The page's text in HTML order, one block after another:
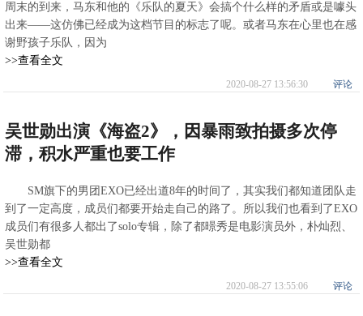
周末的到来，马东和他的《乐队的夏天》会搞个什么样的矛盾或是噱头
出来——这仿佛已经成为这档节目的标志了呢。或者马东在心里也在感
谢野孩子乐队，因为
>>查看全文
2020-08-27 13:56:30 评论
吴世勋出演《海盗2》，因暴雨致拍摄多次停
滞，积水严重也要工作
SM旗下的男团EXO已经出道8年的时间了，其实我们都知道团队走
到了一定高度，成员们都要开始走自己的路了。所以我们也看到了EXO
成员们有很多人都出了solo专辑，除了都暻秀是电影演员外，朴灿烈、
吴世勋都
>>查看全文
2020-08-27 13:55:06 评论